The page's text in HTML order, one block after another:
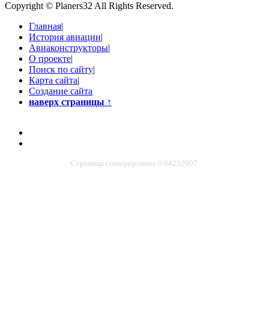
Copyright © Planers32 All Rights Reserved.
Главная|
История авиации|
Авиаконструкторы|
О проекте|
Поиск по сайту|
Карта сайта|
Создание сайта
наверх страницы ↑
Страница сгенерирована:0.04232907